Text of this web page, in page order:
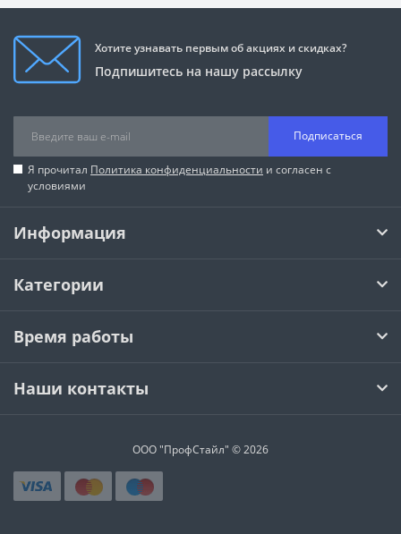
Хотите узнавать первым об акциях и скидках?
Подпишитесь на нашу рассылку
Подписаться
Я прочитал Политика конфиденциальности и согласен с
условиями
Информация
Категории
Время работы
Наши контакты
ООО "ПрофСтайл" © 2026